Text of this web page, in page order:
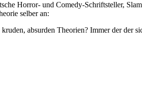
Horror- und Comedy-Schriftsteller,
selber an:
absurden Theorien? Immer der der